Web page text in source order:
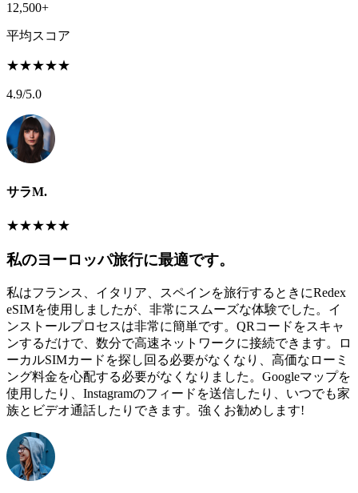
12,500+
平均スコア
★★★★★
4.9/5.0
サラM.
★★★★★
私のヨーロッパ旅行に最適です。
私はフランス、イタリア、スペインを旅行するときにRedex
eSIMを使用しましたが、非常にスムーズな体験でした。イ
ンストールプロセスは非常に簡単です。QRコードをスキャ
ンするだけで、数分で高速ネットワークに接続できます。ロ
ーカルSIMカードを探し回る必要がなくなり、高価なローミ
ング料金を心配する必要がなくなりました。Googleマップを
使用したり、Instagramのフィードを送信したり、いつでも家
族とビデオ通話したりできます。強くお勧めします!